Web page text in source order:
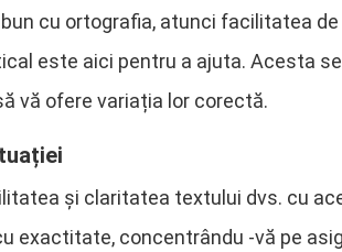
cu ortografia, atunci facilitatea
este aici pentru a ajuta. Acesta
vă ofere variația lor corectă.
și claritatea textului dvs. cu
exactitate, concentrându -vă pe